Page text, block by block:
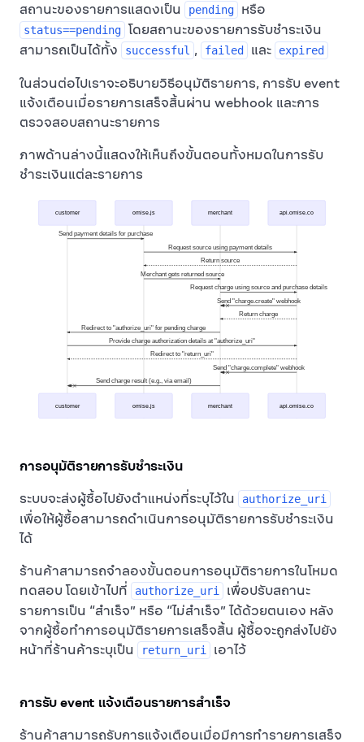
สถานะของรายการแสดงเป็น
pending หรือ
status==pending โดยสถานะของรายการรับชำระเงิน
สามารถเป็นได้ทั้ง
successful , failed และ expired
ในส่วนต่อไปเราจะอธิบายวิธีอนุมัติรายการ, การรับ event
แจ้งเตือนเมื่อรายการเสร็จสิ้นผ่าน webhook และการ
ตรวจสอบสถานะรายการ
ภาพด้านล่างนี้แสดงให้เห็นถึงขั้นตอนทั้งหมดในการรับ
ชำระเงินแต่ละรายการ
customer omise.js merchant api.omise.co
Send payment details for purchase
Request source using payment details
Return source
Merchant gets returned source
Request charge using source and purchase details
Send "charge.create" webhook
Return charge
Redirect to "authorize_uri" for pending charge
Provide charge authorization details at "authorize_uri"
Redirect to "return_uri"
Send "charge.complete" webhook
Send charge result (e.g., via email)
customer omise.js merchant api.omise.co
การอนุมัติรายการรับชำระเงิน
ระบบจะส่งผู้ซื้อไปยังตำแหน่งที่ระบุไว้ใน
authorize_uri
เพื่อให้ผู้ซื้อสามารถดำเนินการอนุมัติรายการรับชำระเงิน
ได้
ร้านค้าสามารถจำลองขั้นตอนการอนุมัติรายการในโหมด
ทดสอบ โดยเข้าไปที่
authorize_uri
เพื่อปรับสถานะ
รายการเป็น “สำเร็จ” หรือ “ไม่สำเร็จ” ได้ด้วยตนเอง หลัง
จากผู้ซื้อทำการอนุมัติรายการเสร็จสิ้น ผู้ซื้อจะถูกส่งไปยัง
หน้าที่ร้านค้าระบุเป็น
return_uri เอาไว้
การรับ event แจ้งเตือนรายการสำเร็จ
ร้านค้าสามารถรับการแจ้งเตือนเมื่อมีการทำรายการเสร็จ